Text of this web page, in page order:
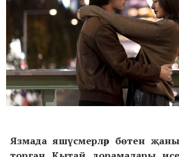
Язмада яшүсмерләр бөтен